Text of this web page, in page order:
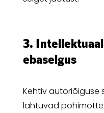
3.
ebaselgus
Kehtiv autoriõiguse
lähtuvad